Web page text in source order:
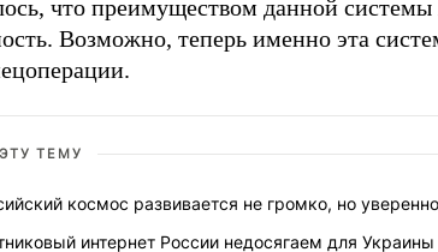
что преимуществом данной системы
Возможно, теперь именно эта
ТЕМУ
космос развивается не громко, но уверенно
интернет России недосягаем для Украины